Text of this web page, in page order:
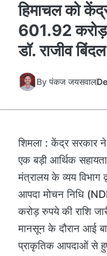
हिमाचल को
601.92 करोड़
डॉ. राजीव बिंदल
By पंकज जयसवाल
शिमला : केंद्र सरकार
एक बड़ी आर्थिक
मंत्रालय के व्यय विभाग
आपदा मोचन निधि
करोड़ रुपये की राशि
मानसून के दौरान आई
प्राकृतिक आपदाओं से हुए